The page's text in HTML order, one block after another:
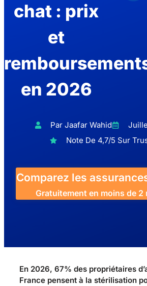
chat : prix
et
en 2026
Par Jaafar Wahid
Note De 4,7/5 Sur
Comparez les
Gratuitement en moins de 2
En 2026, 67% des propriétaires
France pensent à la stérilisation